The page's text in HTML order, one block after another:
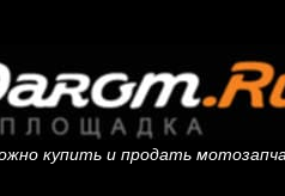
купить и продать